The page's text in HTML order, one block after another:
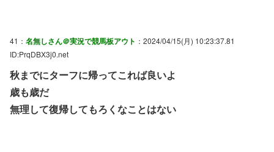
41： 名無しさん＠実況で競馬板アウト ：2024/04/15(月) 10:23:37.81
ID:PrqDBX3j0.net
秋までにターフに帰ってこれば良いよ
歳も歳だ
無理して復帰してもろくなことはない